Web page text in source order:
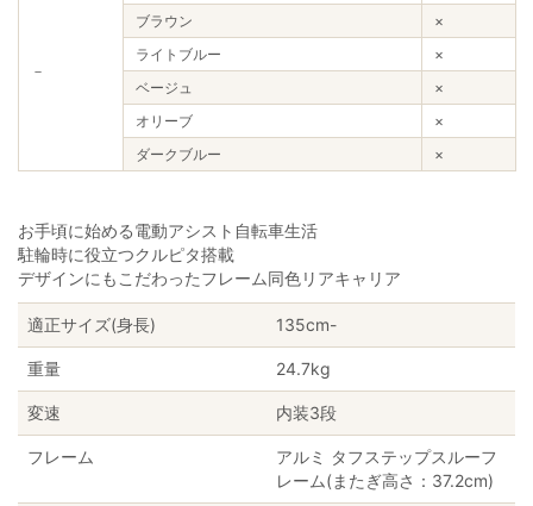
－
ブラウン
×
ライトブルー
×
ベージュ
×
オリーブ
×
ダークブルー
×
お手頃に始める電動アシスト自転車生活
駐輪時に役立つクルピタ搭載
デザインにもこだわったフレーム同色リアキャリア
適正サイズ(身長) 135cm-
重量 24.7kg
変速 内装3段
フレーム
アルミ タフステップスルーフ
レーム(またぎ高さ：37.2cm)